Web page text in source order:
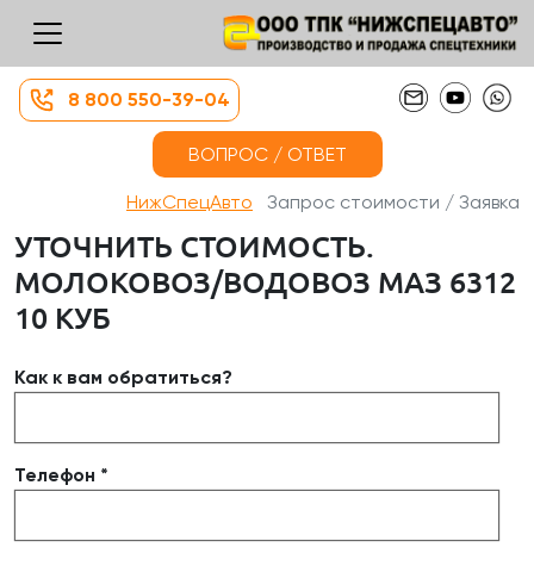
8 800 550-39-04
ВОПРОС / ОТВЕТ
НижСпецАвто Запрос стоимости / Заявка
УТОЧНИТЬ СТОИМОСТЬ.
МОЛОКОВОЗ/ВОДОВОЗ МАЗ 6312
10 КУБ
Как к вам обратиться?
Телефон *